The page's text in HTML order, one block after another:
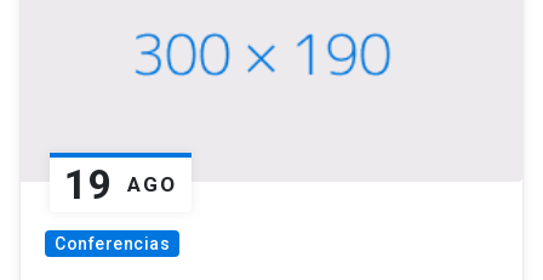
19 AGO
Conferencias